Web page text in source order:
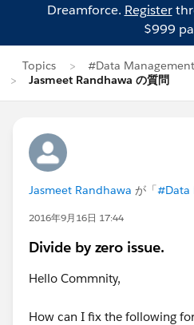
Dreamforce. Register
$999
Topics
#Data Management
Jasmeet Randhawa の質問
Jasmeet Randhawa が「#Data
2016年9月16日 17:44
Divide by zero issue.
Hello Commnity,
How can I fix the following